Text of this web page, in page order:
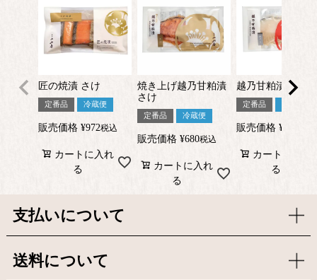
匠の焼漬 さけ
定番品 冷蔵便
販売価格 ¥972税込
カートに入れ
る
焼き上げ越乃甘粕漬
さけ
定番品 冷蔵便
販売価格 ¥680税込
カートに入れ
る
越乃甘粕漬 銀だ
定番品
販売価格 ¥
カートに入れ
る
支払いについて
送料について